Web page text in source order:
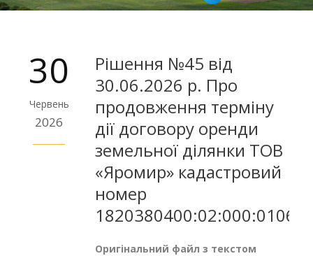
30
Червень
2026
Рішення №45 від
30.06.2026 р. Про
продовження терміну
дії договору оренди
земельної ділянки ТОВ
«Яромир» кадастровий
номер
1820380400:02:000:0106
Оригінальний файл з текстом